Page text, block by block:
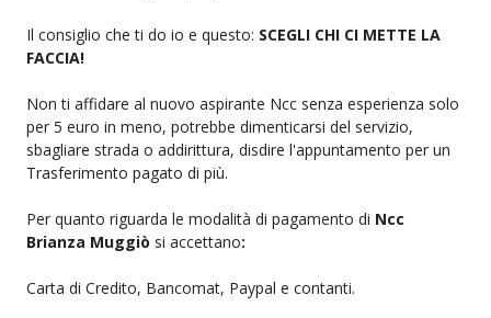
Il consiglio che ti do io e questo: SCEGLI CHI CI METTE LA
FACCIA!
Non ti affidare al nuovo aspirante Ncc senza esperienza solo
per 5 euro in meno, potrebbe dimenticarsi del servizio,
sbagliare strada o addirittura, disdire l'appuntamento per un
Trasferimento pagato di più.
Per quanto riguarda le modalità di pagamento di Ncc
Brianza Muggiò si accettano:
Carta di Credito, Bancomat, Paypal e contanti.